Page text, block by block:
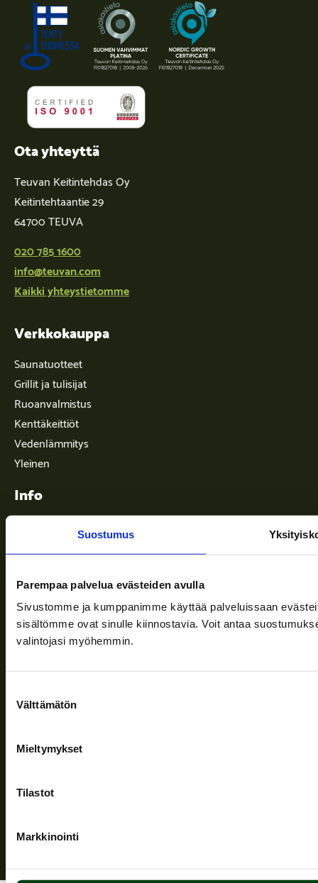
Suostumus
Parempaa palvelua evästeiden avulla
Sivustomme ja kumppanimme käyttää palveluissaan
sisältömme ovat sinulle kiinnostavia. Voit antaa
valintojasi myöhemmin.
valinta
Välttämätön
Mieltymykset
Tilastot
Markkinointi
Ota yhteyttä
Teuvan Keitintehdas Oy
Keitintehtaantie 29
64700 TEUVA
020 785 1600
info@teuvan.com
Kaikki yhteystietomme
Verkkokauppa
Saunatuotteet
Grillit ja tulisijat
Ruoanvalmistus
Kenttäkeittiöt
Vedenlämmitys
Yleinen
Info
Toimitusehdot
Ajankohtaista
Yritys
Tuki